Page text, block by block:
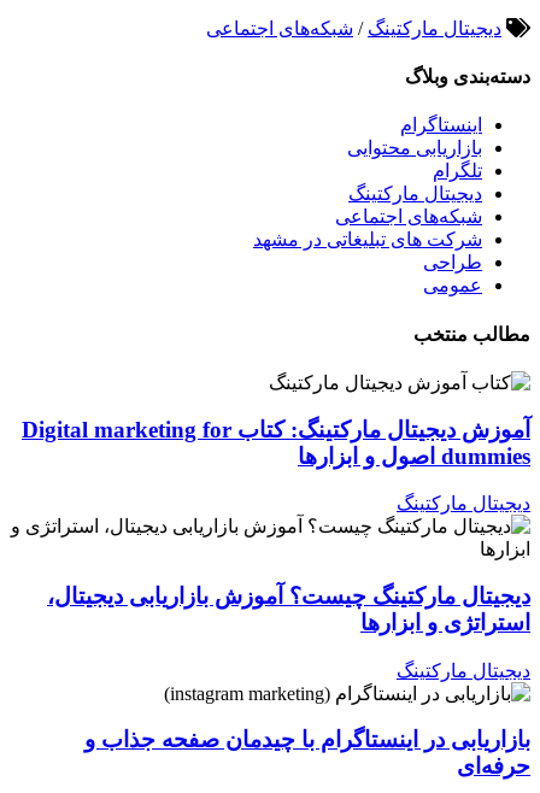
دیجیتال مارکتینگ / شبکه‌های اجتماعی
دسته‌بندی وبلاگ
اینستاگرام
بازاریابی محتوایی
تلگرام
دیجیتال مارکتینگ
شبکه‌های اجتماعی
شرکت های تبلیغاتی در مشهد
طراحی
عمومی
مطالب منتخب
آموزش دیجیتال مارکتینگ: کتاب Digital marketing for
dummies اصول و ابزارها
دیجیتال مارکتینگ
دیجیتال مارکتینگ چیست؟ آموزش بازاریابی دیجیتال،
استراتژی و ابزارها
دیجیتال مارکتینگ
بازاریابی در اینستاگرام با چیدمان صفحه جذاب و
حرفه‌ای